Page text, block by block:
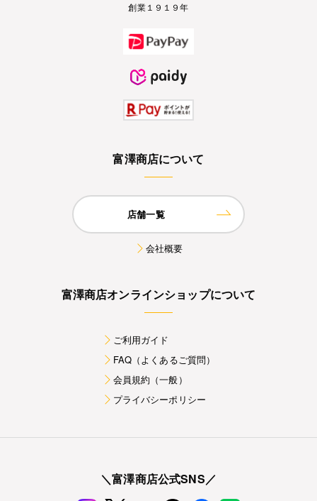
創業１９１９年
富澤商店について
店舗一覧
会社概要
富澤商店オンラインショップについて
ご利用ガイド
FAQ（よくあるご質問）
会員規約（一般）
プライバシーポリシー
＼富澤商店公式SNS／